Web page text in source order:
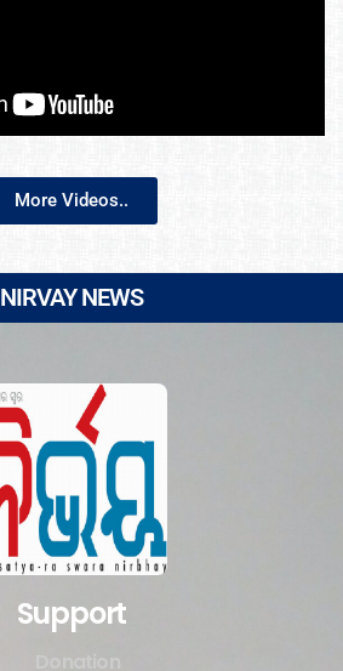
More Videos..
NIRVAY NEWS
Support